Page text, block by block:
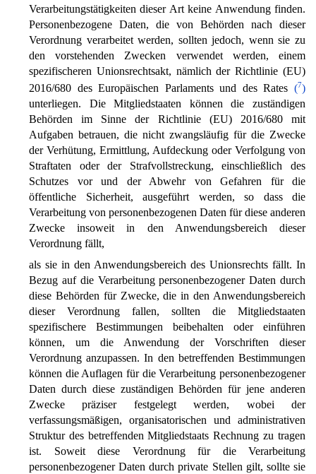
Verarbeitungstätigkeiten dieser Art keine Anwendung finden.
Personenbezogene Daten, die von Behörden nach dieser
Verordnung verarbeitet werden, sollten jedoch, wenn sie zu
den vorstehenden Zwecken verwendet werden, einem
spezifischeren Unionsrechtsakt, nämlich der Richtlinie (EU)
2016/680 des Europäischen Parlaments und des Rates (7)
unterliegen. Die Mitgliedstaaten können die zuständigen
Behörden im Sinne der Richtlinie (EU) 2016/680 mit
Aufgaben betrauen, die nicht zwangsläufig für die Zwecke
der Verhütung, Ermittlung, Aufdeckung oder Verfolgung von
Straftaten oder der Strafvollstreckung, einschließlich des
Schutzes vor und der Abwehr von Gefahren für die
öffentliche Sicherheit, ausgeführt werden, so dass die
Verarbeitung von personenbezogenen Daten für diese anderen
Zwecke insoweit in den Anwendungsbereich dieser
Verordnung fällt,
als sie in den Anwendungsbereich des Unionsrechts fällt. In
Bezug auf die Verarbeitung personenbezogener Daten durch
diese Behörden für Zwecke, die in den Anwendungsbereich
dieser Verordnung fallen, sollten die Mitgliedstaaten
spezifischere Bestimmungen beibehalten oder einführen
können, um die Anwendung der Vorschriften dieser
Verordnung anzupassen. In den betreffenden Bestimmungen
können die Auflagen für die Verarbeitung personenbezogener
Daten durch diese zuständigen Behörden für jene anderen
Zwecke präziser festgelegt werden, wobei der
verfassungsmäßigen, organisatorischen und administrativen
Struktur des betreffenden Mitgliedstaats Rechnung zu tragen
ist. Soweit diese Verordnung für die Verarbeitung
personenbezogener Daten durch private Stellen gilt, sollte sie